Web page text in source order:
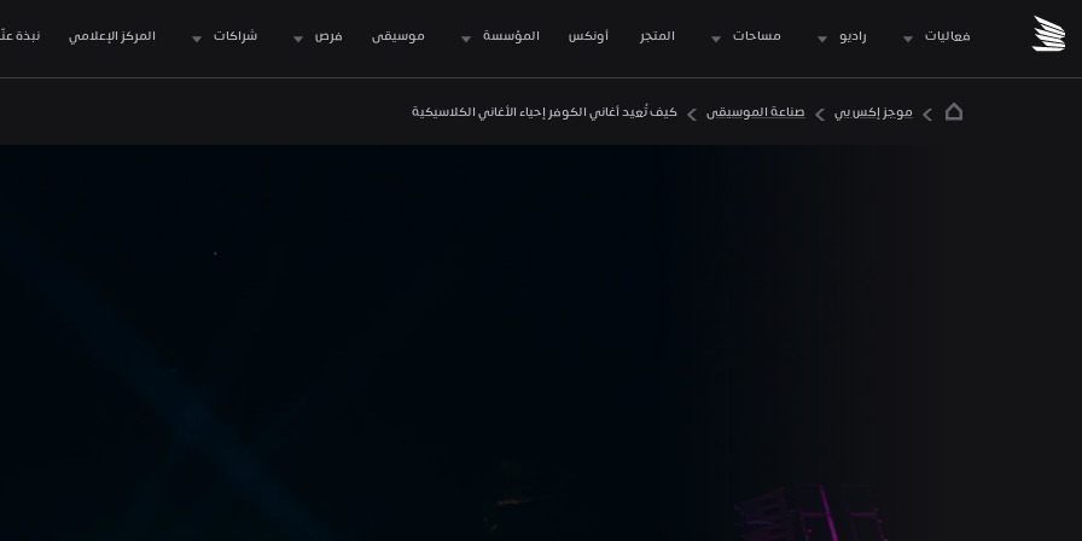
فعاليات راديو مساحات المتجر المؤسسة موسيقى فرص شراكات المركز الإعلامي نبذة
موجز إكس بي صناعة الموسيقى كيف تُعيد أغاني الكوفر إحياء الأغاني الكلاسيكية